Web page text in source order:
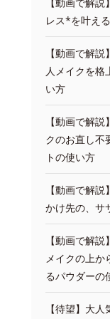
レス*を叶え
【動画で解
人メイクを格
い方
【動画で解
クのお直し不
トの使い方
【動画で解
かけ先の、サ
【動画で解
メイクの上か
るパウダーの
【待望】大